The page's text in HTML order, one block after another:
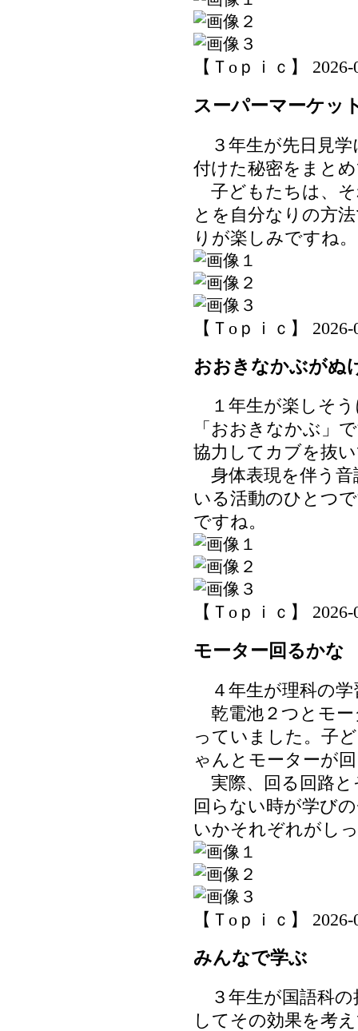
【Ｔoｐｉｃ】
スーパーマーケッ
３年生が先日見学
付けた秘密をまと
子どもたちは、
とを自分なりの方
りが楽しみですね。
【Ｔoｐｉｃ】
おおきなかぶがぬ
１年生が楽しそう
「おおきなかぶ」
協力してカブを抜
身体表現を伴う音
いる活動のひとつ
ですね。
【Ｔoｐｉｃ】
モーター回るかな
４年生が理科の学
乾電池２つとモー
っていました。子
ゃんとモーターが
実際、回る回路と
回らない時が学び
いかそれぞれがし
【Ｔoｐｉｃ】
みんなで学ぶ
３年生が国語科の
してその効果を考